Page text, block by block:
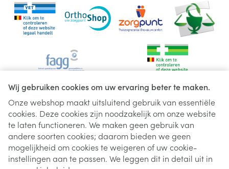
Wij gebruiken cookies om uw ervaring beter te maken.
Onze webshop maakt uitsluitend gebruik van essentiële
cookies. Deze cookies zijn noodzakelijk om onze website
te laten functioneren. We maken geen gebruik van
andere soorten cookies; daarom bieden we geen
mogelijkheid om cookies te weigeren of uw cookie-
instellingen aan te passen. We leggen dit in detail uit in
Juridische links